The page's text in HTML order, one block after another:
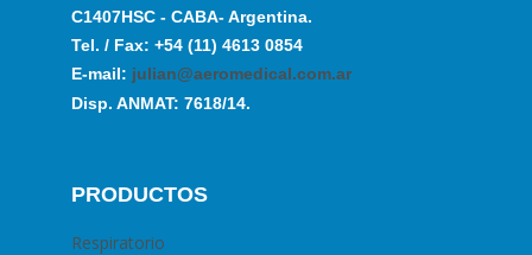
C1407HSC - CABA- Argentina.
Tel. / Fax: +54 (11) 4613 0854
E-mail: julian@aeromedical.com.ar
Disp. ANMAT: 7618/14.
PRODUCTOS
Respiratorio